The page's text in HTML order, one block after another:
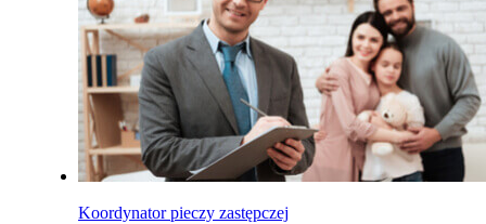
Koordynator pieczy zastępczej